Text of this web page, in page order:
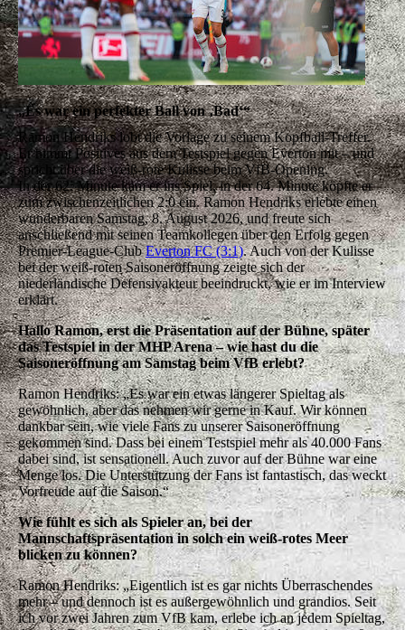
„Es war ein perfekter Ball von ‚Bad‘“
Ramon Hendriks lobt die Vorlage zu seinem Kopfball-Treffer.
Er nimmt Positives aus dem Testspiel gegen Everton mit – und
spricht über die weiß-rote Kulisse beim VfB-Opening.
In der 62. Minute kam er ins Spiel, in der 64. Minute köpfte er
zum zwischenzeitlichen 2:0 ein. Ramon Hendriks erlebte einen
wunderbaren Samstag, 8. August 2026, und freute sich
anschließend mit seinen Teamkollegen über den Erfolg gegen
Premier-League-ClubEverton FC (3:1). Auch von der Kulisse
bei der weiß-roten Saisoneröffnung zeigte sich der
niederländische Defensivakteur beeindruckt, wie er im Interview
erklärt.
Hallo Ramon, erst die Präsentation auf der Bühne, später
das Testspiel in der MHP Arena – wie hast du die
Saisoneröffnung am Samstag beim VfB erlebt?
Ramon Hendriks:„Es war ein etwas längerer Spieltag als
gewöhnlich, aber das nehmen wir gerne in Kauf. Wir können
dankbar sein, wie viele Fans zu unserer Saisoneröffnung
gekommen sind. Dass bei einem Testspiel mehr als 40.000 Fans
dabei sind, ist sensationell. Auch zuvor auf der Bühne war eine
Menge los. Die Unterstützung der Fans ist fantastisch, das weckt
Vorfreude auf die Saison.“
Wie fühlt es sich als Spieler an, bei der
Mannschaftspräsentation in solch ein weiß-rotes Meer
blicken zu können?
Ramon Hendriks:„Eigentlich ist es gar nichts Überraschendes
mehr – und dennoch ist es außergewöhnlich und grandios. Seit
ich vor zwei Jahren zum VfB kam, erlebe ich an jedem Spieltag,